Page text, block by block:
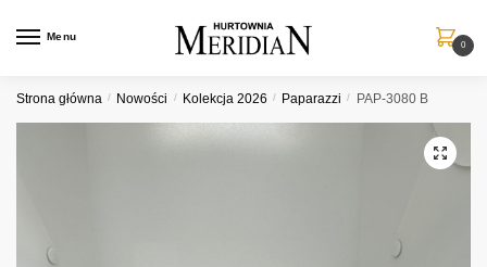
Menu
0
Strona główna / Nowości / Kolekcja 2026 / Paparazzi / PAP-3080 B